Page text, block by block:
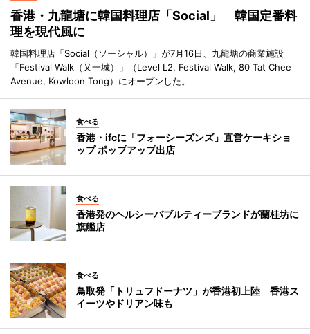
香港・九龍塘に韓国料理店「Social」 韓国定番料
理を現代風に
韓国料理店「Social（ソーシャル）」が7月16日、九龍塘の商業施設
「Festival Walk（又一城）」（Level L2, Festival Walk, 80 Tat Chee
Avenue, Kowloon Tong）にオープンした。
食べる
香港・ifcに「フォーシーズンズ」直営ケーキショ
ップ ポップアップ出店
食べる
香港発のヘルシーバブルティーブランドが蘭桂坊に
旗艦店
食べる
鳥取発「トリュフドーナツ」が香港初上陸 香港ス
イーツやドリアン味も